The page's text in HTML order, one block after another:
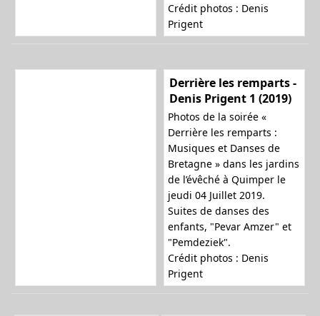
Crédit photos : Denis
Prigent
Derrière les remparts -
Denis Prigent 1 (2019)
Photos de la soirée «
Derrière les remparts :
Musiques et Danses de
Bretagne » dans les jardins
de l’évêché à Quimper le
jeudi 04 Juillet 2019.
Suites de danses des
enfants, "Pevar Amzer" et
"Pemdeziek".
Crédit photos : Denis
Prigent